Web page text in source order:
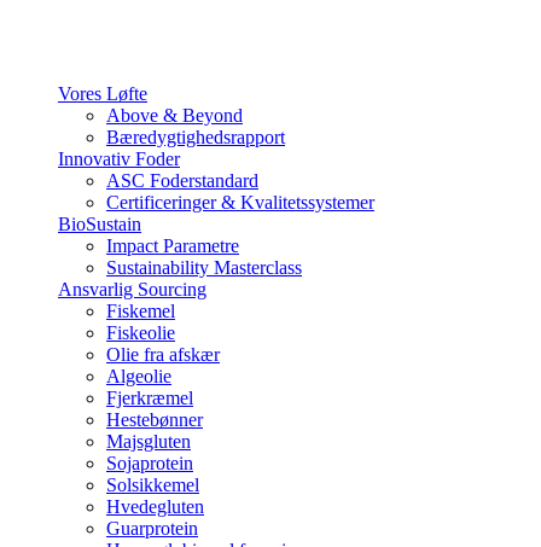
Vores Løfte
Above & Beyond
Bæredygtighedsrapport
Innovativ Foder
ASC Foderstandard
Certificeringer & Kvalitetssystemer
BioSustain
Impact Parametre
Sustainability Masterclass
Ansvarlig Sourcing
Fiskemel
Fiskeolie
Olie fra afskær
Algeolie
Fjerkræmel
Hestebønner
Majsgluten
Sojaprotein
Solsikkemel
Hvedegluten
Guarprotein